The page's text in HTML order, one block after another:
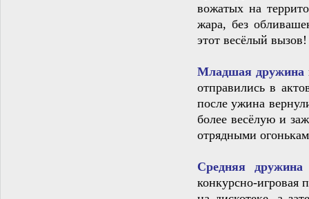
вожатых на
жара, без
этот весёлый вызов!
Младшая дружина
отправились в
после ужина
более весёлую и
отрядными
Средняя дружина